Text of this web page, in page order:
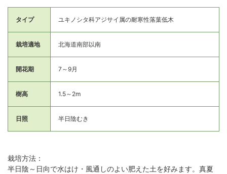
タイプ ユキノシタ科アジサイ属の耐寒性落葉低木
栽培適地 北海道南部以南
開花期 7～9月
樹高 1.5～2m
日照 半日陰むき
栽培方法：
半日陰～日向で水はけ・風通しのよい肥えた土を好みます。真夏